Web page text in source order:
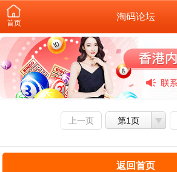
首页
淘码论坛
上一页 第1页
返回首页